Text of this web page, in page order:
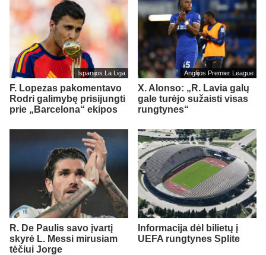
Ispanijos La Liga
F. Lopezas pakomentavo
Rodri galimybę prisijungti
prie „Barcelona“ ekipos
Anglijos Premier League
X. Alonso: „R. Lavia galų
gale turėjo sužaisti visas
rungtynes“
R. De Paulis savo įvartį
skyrė L. Messi mirusiam
tėčiui Jorge
Informacija dėl bilietų į
UEFA rungtynes Splite